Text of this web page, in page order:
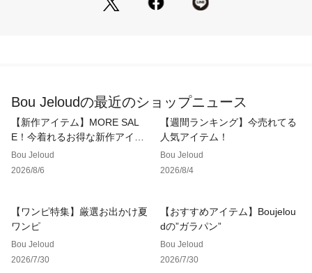
うど良くきれいに着こなせました。Sサイズは、普段着慣れて
た。
【Mサイズ スタッフ着用コメント】
・158cm　普通体型
していて、すっきりスタイルアップして見えました。
■POINT
Bou Jeloudの最近のショップニュース
【新作アイテム】MORE SAL
E！今着れるお得な新作アイテ
ム
Bou Jeloud
2026/8/6
【週間ランキング】今売れてる
人気アイテム！
Bou Jeloud
2026/8/4
【ワンピ特集】厳選お出かけ夏
ワンピ
Bou Jeloud
2026/7/30
【おすすめアイテム】Boujelou
dの”ガラパン”
Bou Jeloud
2026/7/30